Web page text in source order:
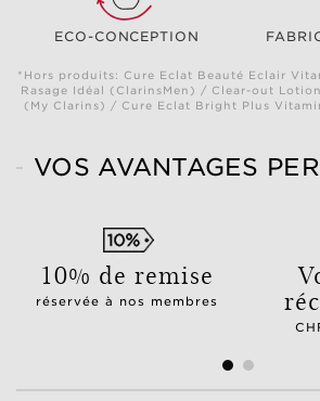
ECO-CONCEPTION
*Hors produits: Cure Eclat Beauté Eclair
Rasage Idéal (ClarinsMen) / Clear-out
(My Clarins) / Cure Eclat Bright Plus
VOS AVANTAGES
10% de remise
réservée à nos membres